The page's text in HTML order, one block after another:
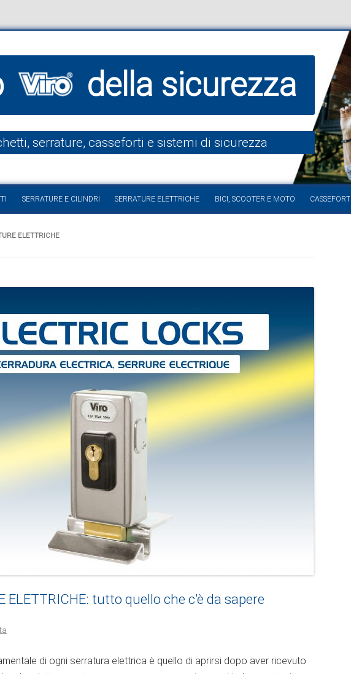
della sicurezza
serrature, casseforti e sistemi di sicurezza
SERRATURE E CILINDRI SERRATURE ELETTRICHE BICI, SCOOTER E MOTO CASSEFORTI
ELETTRICHE
ELETTRICHE: tutto quello che c’è da sapere
di ogni serratura elettrica è quello di aprirsi dopo aver ricevuto